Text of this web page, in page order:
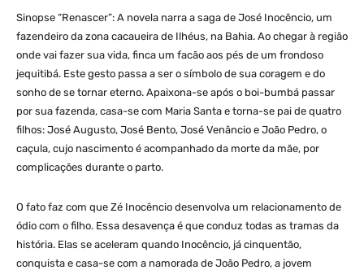
Sinopse “Renascer”: A novela narra a saga de José Inocêncio, um
fazendeiro da zona cacaueira de Ilhéus, na Bahia. Ao chegar à região
onde vai fazer sua vida, finca um facão aos pés de um frondoso
jequitibá. Este gesto passa a ser o símbolo de sua coragem e do
sonho de se tornar eterno. Apaixona-se após o boi-bumbá passar
por sua fazenda, casa-se com Maria Santa e torna-se pai de quatro
filhos: José Augusto, José Bento, José Venâncio e João Pedro, o
caçula, cujo nascimento é acompanhado da morte da mãe, por
complicações durante o parto.
O fato faz com que Zé Inocêncio desenvolva um relacionamento de
ódio com o filho. Essa desavença é que conduz todas as tramas da
história. Elas se aceleram quando Inocêncio, já cinquentão,
conquista e casa-se com a namorada de João Pedro, a jovem